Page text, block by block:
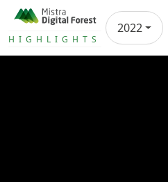
HIGHLIGHTS Årsrapport
2022